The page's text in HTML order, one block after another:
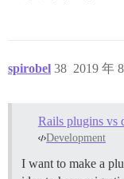
spirobel 2019 年
38
Rails plugins vs
Development
I want to make a